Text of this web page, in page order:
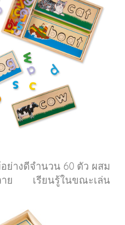
ย่างดีจำนวน 60 ตัว ผสม
าย เรียนรู้ในขณะเล่น